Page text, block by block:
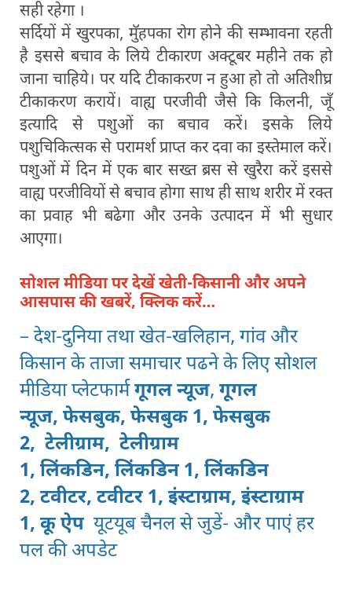
सही रहेगा ।
सर्दियों में खुरपका, मुॅहपका रोग होने की सम्भावना रहती
है इससे बचाव के लिये टीकारण अक्टूबर महीने तक हो
जाना चाहिये। पर यदि टीकाकरण न हुआ हो तो अतिशीघ्र
टीकाकरण करायें। वाह्य परजीवी जैसे कि किलनी, जूँ
इत्यादि से पशुओं का बचाव करें। इसके लिये
पशुचिकित्सक से परामर्श प्राप्त कर दवा का इस्तेमाल करें।
पशुओं में दिन में एक बार सख्त ब्रस से खुरैरा करें इससे
वाह्य परजीवियों से बचाव होगा साथ ही साथ शरीर में रक्त
का प्रवाह भी बढेगा और उनके उत्पादन में भी सुधार
आएगा।
सोशल मीडिया पर देखें खेती-किसानी और अपने
आसपास की खबरें, क्लिक करें…
– देश-दुनिया तथा खेत-खलिहान, गांव और
किसान के ताजा समाचार पढने के लिए सोशल
मीडिया प्लेटफार्मगूगल न्यूज, गूगल
न्यूज, फेसबुक, फेसबुक 1, फेसबुक
2, टेलीग्राम, टेलीग्राम
1, लिंकडिन, लिंकडिन 1, लिंकडिन
2, टवीटर, टवीटर 1, इंस्टाग्राम, इंस्टाग्राम
1, कू ऐप यूटयूब चैनलसे जुडें- और पाएं हर
पल की अपडेट